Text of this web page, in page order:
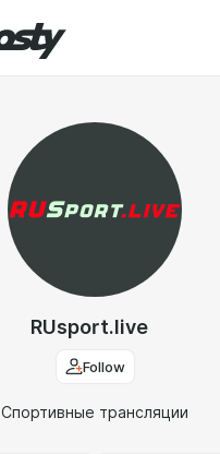
RUsport.live
Follow
Спортивные трансляции